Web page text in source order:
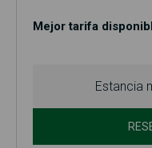
Mejor tarifa
Estancia